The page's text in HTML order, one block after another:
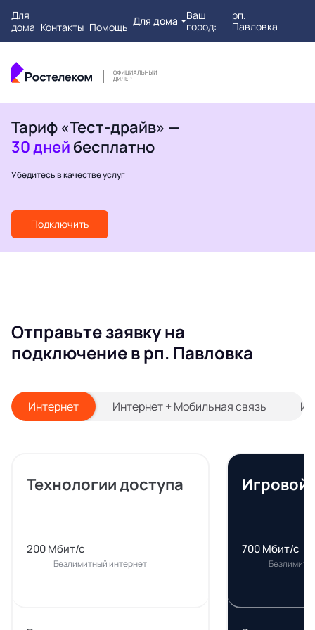
Для
дома Контакты Помощь Для дома
Ваш
город:
рп.
Павловка
Тариф «Тест-драйв» —
30 дней бесплатно
Убедитесь в качестве услуг
Подключить
Отправьте заявку на
подключение в рп. Павловка
Интернет Интернет + Мобильная связь
Технологии доступа
200 Мбит/с
Безлимитный интернет
Игровой
700 Мбит/с